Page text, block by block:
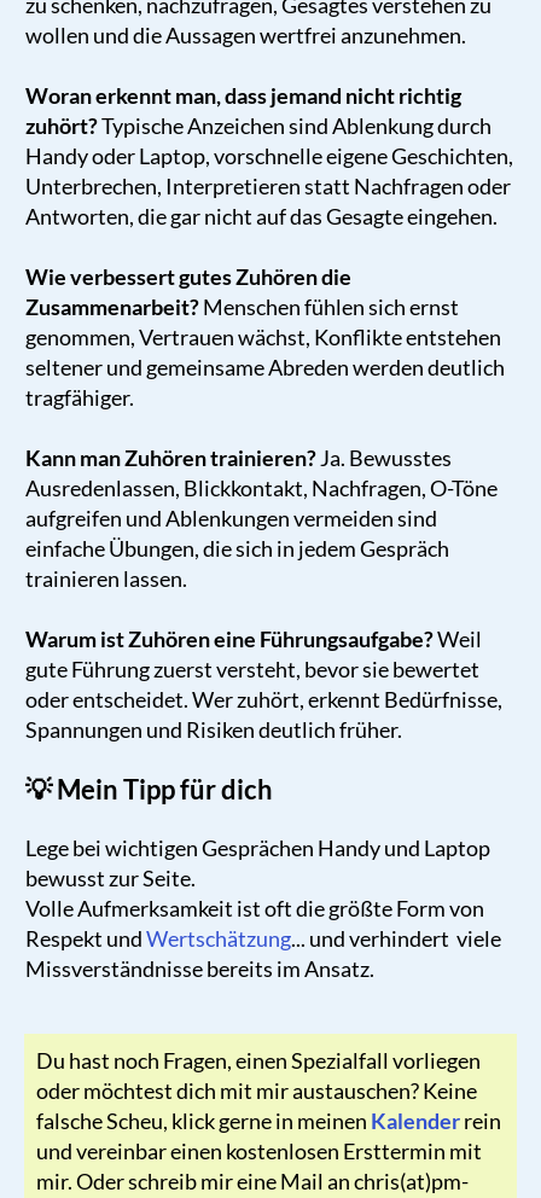
wollen und die Aussagen wertfrei anzunehmen.
Woran erkennt man, dass jemand nicht richtig
zuhört?Typische Anzeichen sind Ablenkung durch
Handy oder Laptop, vorschnelle eigene Geschichten,
Unterbrechen, Interpretieren statt Nachfragen oder
Antworten, die gar nicht auf das Gesagte eingehen.
Wie verbessert gutes Zuhören die
Zusammenarbeit?Menschen fühlen sich ernst
genommen, Vertrauen wächst, Konflikte entstehen
seltener und gemeinsame Abreden werden deutlich
tragfähiger.
Kann man Zuhören trainieren?Ja. Bewusstes
Ausredenlassen, Blickkontakt, Nachfragen, O-Töne
aufgreifen und Ablenkungen vermeiden sind
einfache Übungen, die sich in jedem Gespräch
trainieren lassen.
Warum ist Zuhören eine Führungsaufgabe?Weil
gute Führung zuerst versteht, bevor sie bewertet
oder entscheidet. Wer zuhört, erkennt Bedürfnisse,
Spannungen und Risiken deutlich früher.
💡 Mein Tipp für dich
Lege bei wichtigen Gesprächen Handy und Laptop
bewusst zur Seite.
Volle Aufmerksamkeit ist oft die größte Form von
Respekt undWertschätzung... und verhindert viele
Missverständnisse bereits im Ansatz.
Du hast noch Fragen, einen Spezialfall vorliegen
oder möchtest dich mit mir austauschen? Keine
falsche Scheu, klick gerne in meinen Kalenderrein
und vereinbar einen kostenlosen Ersttermin mit
mir. Oder schreib mir eine Mail an chris(at)pm-